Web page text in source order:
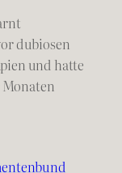
dubiosen
und hatte
Monaten